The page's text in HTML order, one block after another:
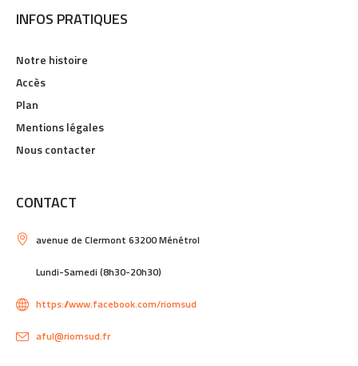
INFOS PRATIQUES
Notre histoire
Accès
Plan
Mentions légales
Nous contacter
CONTACT
avenue de Clermont 63200 Ménétrol
Lundi-Samedi (8h30-20h30)
https://www.facebook.com/riomsud
aful@riomsud.fr